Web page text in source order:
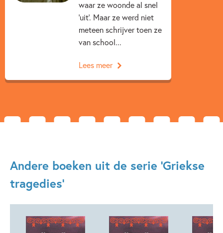
waar ze woonde al snel
'uit'. Maar ze werd niet
meteen schrijver toen ze
van school...
Lees meer
Andere boeken uit de serie 'Griekse
tragedies'